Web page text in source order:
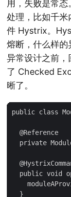
用，失败是常
处理，比如千
件 Hystrix。
熔断，什么样
异常设计之前
了 Checked
晰了。
public class
  @Reference
private
public void
  }